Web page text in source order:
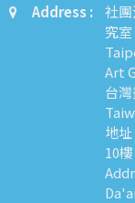
Address :
社
究室
Art
台
地
10樓